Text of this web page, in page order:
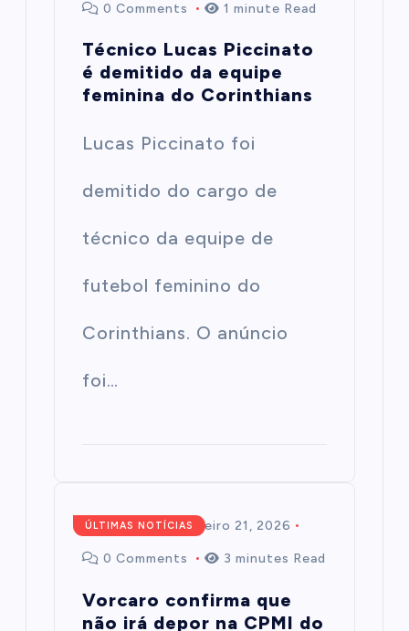
0 Comments 1 minute Read
Técnico Lucas Piccinato
é demitido da equipe
feminina do Corinthians
Lucas Piccinato foi
demitido do cargo de
técnico da equipe de
futebol feminino do
Corinthians. O anúncio
foi…
ÚLTIMAS NOTÍCIAS
Redação fevereiro 21, 2026
0 Comments 3 minutes Read
Vorcaro confirma que
não irá depor na CPMI do